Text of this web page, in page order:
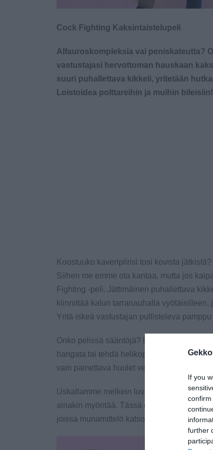
If you
further
Cock Fighting Kaksintaistelupeli
Alfauroskompleksia vai peniskateutta?
vastustajasi hervottoman hauskaan
suuri puhallettava kikkeli, yritetään
Loistoidea polttareihin ja muihin bileisiin!
Koostuuko kaveripiirisi tosi kovista
Siihen me emme ota kantaa, mutta jos
Fighting -peli. Jättimäinen puhallettava
kiinnittää kalun tarranauhalla
Yritä iskeä vastustajan pullisteleva
Onko pelissä sääntöjä? Ei ole! Taistelun
hangata tai tehdä helikopteriliikettä,
vain painettava huulet venttiiliä vasten ja
Uskallamme melkein luvata, että
ainakin myöntää. Tässä on loistava
joissa munamittelö katsotaan soveliaaksi!